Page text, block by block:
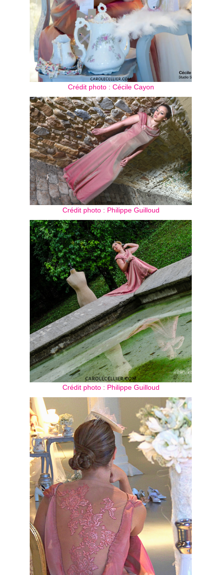
Crédit photo : Cécile Cayon
Crédit photo : Philippe Guilloud
Crédit photo : Philippe Guilloud